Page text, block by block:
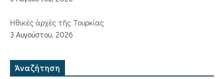
Ἠθικὲς ἀρχὲς τῆς Τουρκίας
3 Αυγούστου, 2026
Ἀναζήτηση